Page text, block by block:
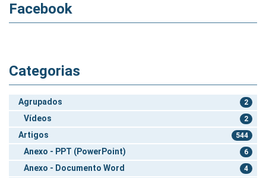
Facebook
Categorias
Agrupados 2
Vídeos 2
Artigos 544
Anexo - PPT (PowerPoint) 6
Anexo - Documento Word 4